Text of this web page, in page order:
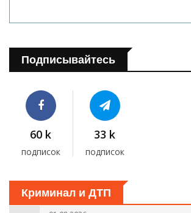
Подписывайтесь
60 k
подписок
33 k
подписок
Криминал и ДТП